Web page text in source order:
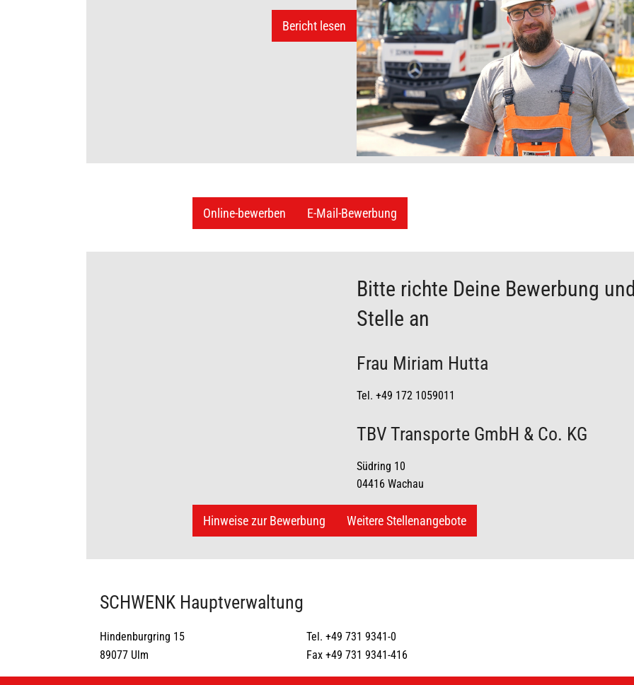
Du wirst Teil einer Familie – weil wir auf der Basis von Vertrauen, Wertschätzung und Aufrichtigkeit partnerschaftlich
Du kannst Dich auf uns verlassen – denn sichere Arbeitsplätze und die Gesundheit unserer Belegschaft liegen uns
Du erlebst fachliche und persönliche Entwicklung – damit wir gemeinsam langfristig erfolgreich sind.
Du schaffst und erlebst mit uns Mehrwert – und bist intern wie extern ein kompetenter Lösungspartner.
Bericht lesen
Online-bewerben E-Mail-Bewerbung
Bitte richte Deine Bewerbung
Stelle an
Frau Miriam Hutta
Tel. +49 172 1059011
TBV Transporte GmbH & Co. KG
Südring 10
04416 Wachau
Hinweise zur Bewerbung Weitere Stellenangebote
SCHWENK Hauptverwaltung
Hindenburgring 15
Tel. +49 731 9341-0
89077 Ulm
Fax +49 731 9341-416